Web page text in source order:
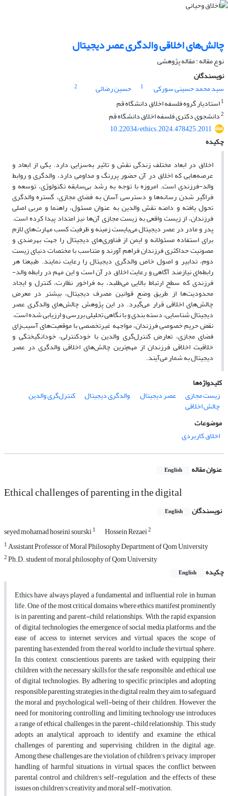
چالش‌های اخلاقی والدگری عصر دیجیتال
نوع مقاله : مقاله پژوهشی
نویسندگان
سید محمد حسینی سورکی
1 حسین رضائی
2
1استادیار گروه فلسفه اخلاق دانشگاه قم
2دانشجوی دکتری فلسفه اخلاق دانشگاه قم
10.22034/ethics.2024.478425.2011
چکیده
اخلاق در ابعاد مختلف زندگی نقش و تاثیر به‌سزایی دارد. یکی از ابعاد و
عرصه‌هایی که اخلاق در آن حضور پررنگ و مداومی دارد، والدگری و روابط
والد-فرزندی است. امروزه با توجه به رشد بی‌سابقه تکنولوژی، توسعه و
فراگیر شدن رسانه‌ها و دسترسی آسان به فضای مجازی، گستره والدگری
تحول یافته و دامنه نقش والدین به عنوان مسئول، راهنما و مربی اصلی
فرزندان، از زیست واقعی به زیست مجازی آن‌ها نیز امتداد پیدا کرده است.
پدر و مادر در عصر دیجیتال می‌بایست زمینه و ظرفیت کسب مهارت‌های لازم
برای استفاده مسئولانه و ایمن از فناوری‌های دیجیتال را جهت بهرمندی و
مصونیت حداکثری فرزندان فراهم آورند و متناسب با مختصات دنیای زیست
دوم، تدابیر و اصول خاص والدگری دیجیتال را رعایت نمایند. طبیعتا هر
رابطه‌ای نیازمند آگاهی و رعایت اخلاق در آن است و این مهم در رابطه والد-
فرزندی که سطح ارتباط بالایی می‌طلبد، به فراخور نظارت، کنترل‌ و ایجاد
محدودیت‌ها از طریق وضع قوانین مصرف دیجیتال، بیشتر در معرض
چالش‌های اخلاقی قرار می‌گیرد. در این پژوهش چالش‌های والدگری عصر
دیجیتال شناسایی، دسته بندی و با نگاهی تحلیلی بررسی و ارزیابی شده است.
نقض حریم خصوصی فرزندان، مواجهه غیرتخصصی با موقعیت‌های آسیب‌زای
فضای مجازی، تعارض کنترل‌گری والدین با خودکنترلی، خودانگیختگی و
خلاقیت اخلاقی فرزندان از مهم‌ترین چالش‌های اخلاقی والدگری در عصر
دیجیتال به شمار می‌آیند.
کلیدواژه‌ها
زیست مجازی
عصر دیجیتال ‌ والدگری دیجیتال کنترل‌گری والدین
چالش اخلاقی
موضوعات
اخلاق کاربردی
عنوان مقاله English
Ethical challenges of parenting in the digital
نویسندگان English
seyed mohamad hoseini sourski1 Hossein Rezaei2
1Assistant Professor of Moral Philosophy Department of Qom University
2Ph.D. student of moral philosophy of Qom University
چکیده
English
Ethics have always played a fundamental and influential role in human
life. One of the most critical domains where ethics manifest prominently
is in parenting and parent-child relationships. With the rapid expansion
of digital technologies, the emergence of social media platforms, and the
ease of access to internet services and virtual spaces, the scope of
parenting has extended from the real world to include the virtual sphere.
In this context, conscientious parents are tasked with equipping their
children with the necessary skills for the safe, responsible, and ethical use
of digital technologies. By adhering to specific principles and adopting
responsible parenting strategies in the digital realm, they aim to safeguard
the moral and psychological well-being of their children. However, the
need for monitoring, controlling, and limiting technology use introduces
a range of ethical challenges in the parent-child relationship. This study
adopts an analytical approach to identify and examine the ethical
challenges of parenting and supervising children in the digital age.
Among these challenges are the violation of children's privacy, improper
handling of harmful situations in virtual spaces, the conflict between
parental control and children's self-regulation, and the effects of these
issues on children's creativity and moral self-motivation.